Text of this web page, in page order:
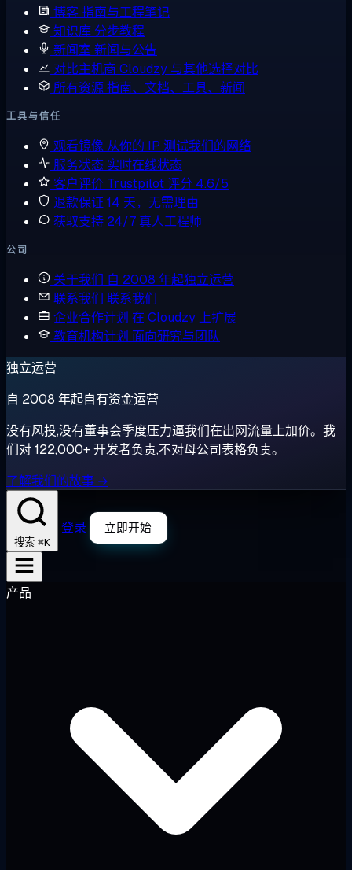
博客指南与工程笔记
知识库 分步教程
新闻室 新闻与公告
对比主机商 Cloudzy 与其他选择对比
所有资源指南、文档、工具、新闻
工具与信任
观看镜像 从你的 IP 测试我们的网络
服务状态 实时在线状态
客户评价 Trustpilot 评分 4.6/5
退款保证 14 天，无需理由
获取支持 24/7 真人工程师
公司
关于我们 自 2008 年起独立运营
联系我们 联系我们
企业合作计划 在 Cloudzy 上扩展
教育机构计划 面向研究与团队
独立运营
自 2008 年起自有资金运营
没有风投,没有董事会季度压力逼我们在出网流量上加价。我
们对 122,000+ 开发者负责,不对母公司表格负责。
了解我们的故事 →
搜索 ⌘K
登录 立即开始
产品